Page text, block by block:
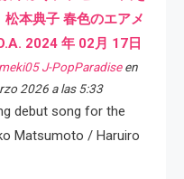
松本典子 春色のエアメ
2024 年 02月 17日
J-PopParadiseen
2026 a las 5:33
debut song for the
Matsumoto / Haruiro